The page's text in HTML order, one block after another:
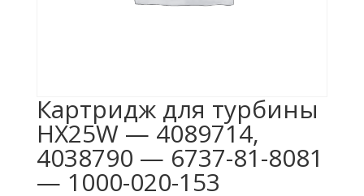
Картридж для турбины
HX25W — 4089714,
4038790 — 6737-81-8081
— 1000-020-153